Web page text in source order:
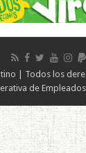
| Todos los
de